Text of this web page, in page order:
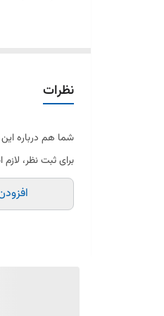
نصب سر شعله
نظرات
شما هم درباره
برای ثبت نظر،